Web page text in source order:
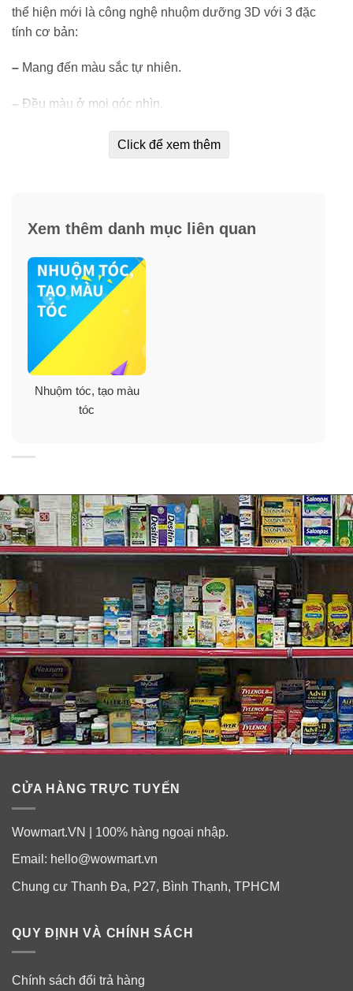
thể hiện mới là công nghệ nhuộm dưỡng 3D với 3 đặc
tính cơ bản:
– Mang đến màu sắc tự nhiên.
– Đều màu ở mọi góc nhìn.
Đa chiều từ góc đến ngọn.
vệ tóc trong và sau quá trình nhuộm cùng hương thơm
Các loại Protein nuôi dưỡng tóc từ trong ra ngoài
mang lại hiệu quả mềm mượt, óng ả, khỏe mạnh hơn.
Sản phẩm hoàn toàn không chứa ammoniac mang
đến hương thơm nhẹ nhàng cho da đầu, không gây
sắc độ đen, nâu sậm, nâu hạt dẻ…
Cách nhuộm tóc với Revlon ColorSilk
Baeutiful Color 42 Medium Brown
dụng đi kèm trong hộp thuốc nhuộm.
Click để xem thêm
Xem thêm danh mục liên quan
Nhuộm tóc, tạo màu
tóc
CỬA HÀNG TRỰC TUYẾN
Wowmart.VN | 100% hàng ngoại nhập.
Email: hello@wowmart.vn
Chung cư Thanh Đa, P27, Bình Thạnh, TPHCM
QUY ĐỊNH VÀ CHÍNH SÁCH
Chính sách đổi trả hàng